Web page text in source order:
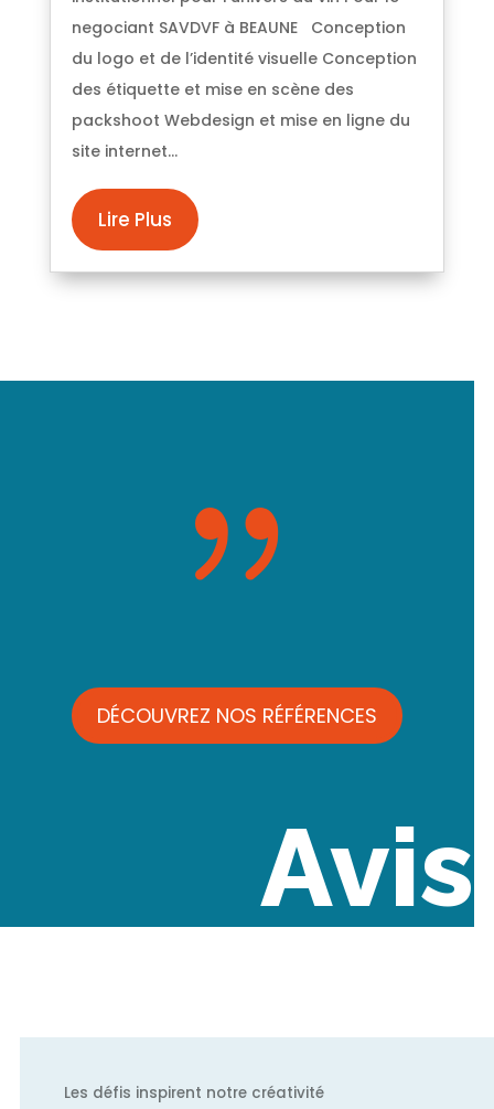
negociant SAVDVF à BEAUNE Conception
du logo et de l’identité visuelle Conception
des étiquette et mise en scène des
packshoot Webdesign et mise en ligne du
site internet...
Lire Plus
{
DÉCOUVREZ NOS RÉFÉRENCES
Avis
Les défis inspirent notre créativité